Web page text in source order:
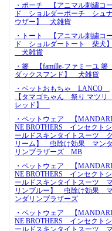
・ポーチ 【アニマル刺繍コー
ド ショルダーポーチ シュナ
ウザー】 犬雑貨
・トート 【アニマル刺繍コー
ド ショルダートート 柴犬】
犬雑貨
・箸 【famille-ファミーユ 箸
ダックスフンド】 犬雑貨
・ペットおもちゃ LANCO
【タマゴちゃん 祭り マツリ
レッド】
・ペットウェア 【MANDARI
NE BROTHERS インセクトシ
ールドスキンタイトスーツ ク
リーム】 虫除け効果 マン
リンブラザーズ MB
・ペットウェア 【MANDARI
NE BROTHERS インセクトシ
ールドスキンタイトスーツ マ
リンブルー】 虫除け効果 マ
ンダリンブラザーズ
・ペットウェア 【MANDARI
NE BROTHERS インセクトシ
ールドスキンタイトスーツ マ